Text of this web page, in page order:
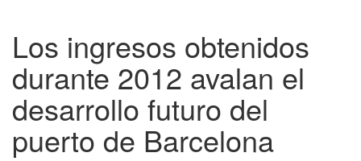
Los ingresos obtenidos
durante 2012 avalan el
desarrollo futuro del
puerto de Barcelona